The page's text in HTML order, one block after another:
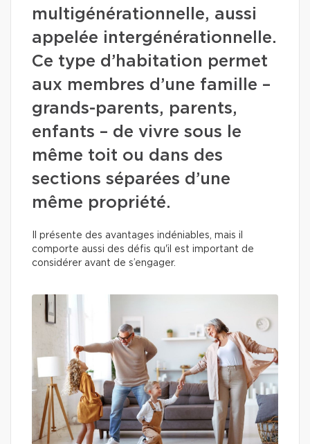
multigénérationnelle, aussi
appelée intergénérationnelle.
Ce type d’habitation permet
aux membres d’une famille –
grands-parents, parents,
enfants – de vivre sous le
même toit ou dans des
sections séparées d’une
même propriété.
Il présente des avantages indéniables, mais il
comporte aussi des défis qu'il est important de
considérer avant de s’engager.